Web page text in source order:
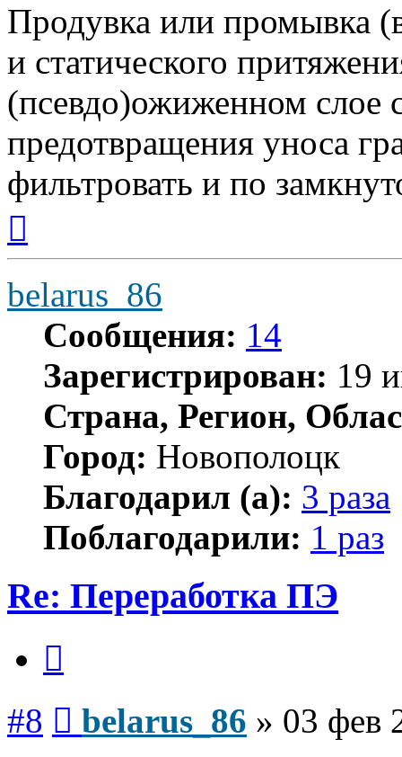
Продувка или промывка
и статического
(псевдо)ожиженном слое
предотвращения уноса
фильтровать и по
началу
belarus_86
Сообщения: 14
Зарегистрирован: 19
Страна, Регион,
Город: Новополоцк
Благодарил (а): 3 раза
Поблагодарили: 1 раз
Re: Переработка ПЭ
#8 belarus_86 » 03 фев